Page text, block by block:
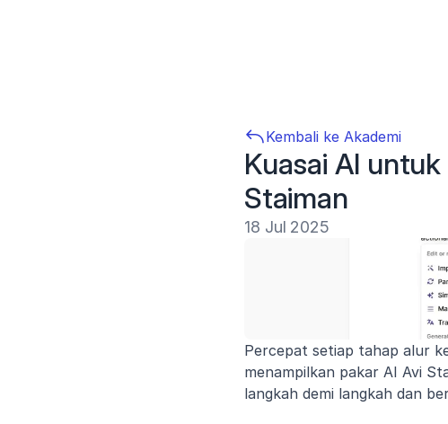
Kembali ke Akademi
Kuasai AI
Staiman
18 Jul 2025
Percepat setiap tahap alur
menampilkan pakar AI Avi
langkah demi langkah dan